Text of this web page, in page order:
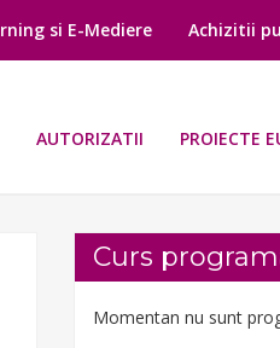
si E-Mediere Achizitii
AUTORIZATII PROIECTE
Curs
Momentan nu sunt